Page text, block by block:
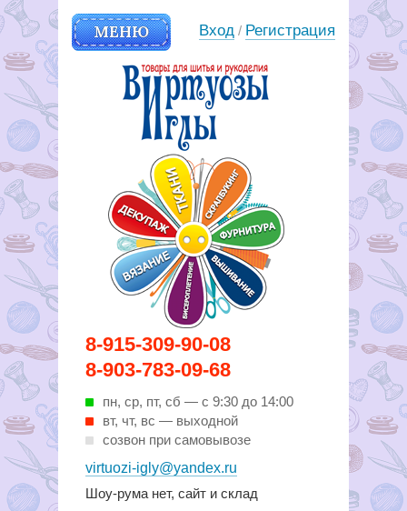
8-915-309-90-08
8-903-783-09-68
пн, ср, пт, cб — с 9:30 до 14:00
вт, чт, вс — выходной
созвон при самовывозе
virtuozi-igly@yandex.ru
Шоу-рума нет, сайт и склад
МЕНЮ
Вирутозы иглы. Товары для
шитья и рукоделья
Вход / Регистрация